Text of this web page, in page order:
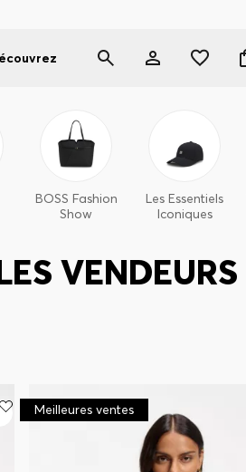
BOSS Fashion
Show
Les Essentiels
Iconiques
VENDEURS
Meilleures ventes